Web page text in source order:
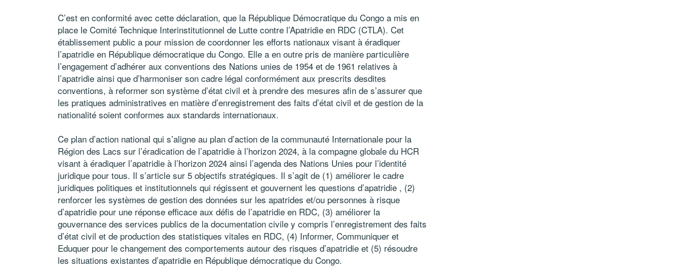
C’est en conformité avec cette déclaration, que la République Démocratique du Congo a mis en
place le Comité Technique Interinstitutionnel de Lutte contre l’Apatridie en RDC (CTLA). Cet
établissement public a pour mission de coordonner les efforts nationaux visant à éradiquer
l’apatridie en République démocratique du Congo. Elle a en outre pris de manière particulière
l’engagement d’adhérer aux conventions des Nations unies de 1954 et de 1961 relatives à
l’apatridie ainsi que d’harmoniser son cadre légal conformément aux prescrits desdites
conventions, à reformer son système d’état civil et à prendre des mesures afin de s’assurer que
les pratiques administratives en matière d’enregistrement des faits d’état civil et de gestion de la
nationalité soient conformes aux standards internationaux.
Ce plan d’action national qui s’aligne au plan d’action de la communauté Internationale pour la
Région des Lacs sur l’éradication de l’apatridie à l’horizon 2024, à la compagne globale du HCR
visant à éradiquer l’apatridie à l’horizon 2024 ainsi l’agenda des Nations Unies pour l’identité
juridique pour tous. Il s’article sur 5 objectifs stratégiques. Il s’agit de (1) améliorer le cadre
juridiques politiques et institutionnels qui régissent et gouvernent les questions d’apatridie , (2)
renforcer les systèmes de gestion des données sur les apatrides et/ou personnes à risque
d’apatridie pour une réponse efficace aux défis de l’apatridie en RDC, (3) améliorer la
gouvernance des services publics de la documentation civile y compris l’enregistrement des faits
d’état civil et de production des statistiques vitales en RDC, (4) Informer, Communiquer et
Eduquer pour le changement des comportements autour des risques d’apatridie et (5) résoudre
les situations existantes d’apatridie en République démocratique du Congo.